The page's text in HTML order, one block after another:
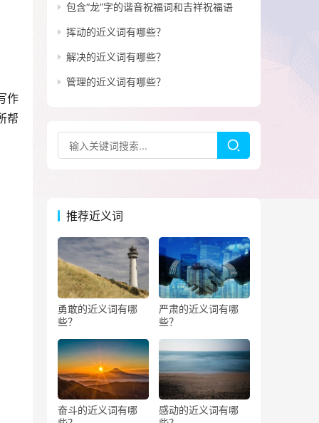
作
帮
包含“龙”字的谐音祝福词和吉祥祝福语
挥动的近义词有哪些？
解决的近义词有哪些？
管理的近义词有哪些？
推荐近义词
勇敢的近义词有哪
些？
严肃的近义词有哪
些？
奋斗的近义词有哪
感动的近义词有哪